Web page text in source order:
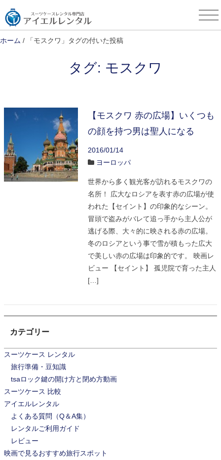
to
content
ホーム / 「モスクワ」タグの付いた投稿
タグ: モスクワ
【モスクワ 赤の広場】いくつも
の顔を持つ男は聖人になる
2016/01/14
ヨーロッパ
世界から多く観光客が訪れるモスクワの
名所！ 広大なロシアを表す赤の広場が使
われた【セイント】の印象的なシーン。
冒頭で盗みがバレて追っ手から主人公が
逃げる際、大々的に映される赤の広場。
冬のロシアという事で雪が積もった広大
で美しい赤の広場は印象的です。 映画レ
ビュー 【セイント】 孤児院で育った主人
[…]
カテゴリー
スーツケース レンタル
旅行準備・豆知識
tsaロック鍵の開け方と閉め方動画
スーツケース 比較
アイエルレンタル
よくある質問（Q＆A集）
レンタルご利用ガイド
レビュー
映画で見るおすすめ旅行スポット